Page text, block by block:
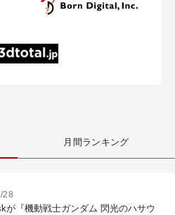
月間ランキング
28
が『機動戦士ガンダム 閃光のハサウ